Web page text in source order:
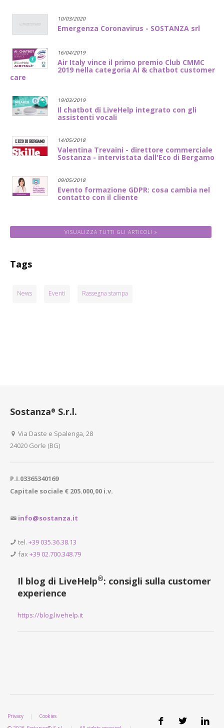
10/03/2020
Emergenza Coronavirus - SOSTANZA srl
16/04/2019
Air Italy vince il primo premio Club CMMC
2019 nella categoria AI & chatbot customer
care
19/03/2019
Il chatbot di LiveHelp integrato con gli
assistenti vocali
14/05/2018
Valentina Trevaini - direttore commerciale
Sostanza - intervistata dall'Eco di Bergamo
09/05/2018
Evento formazione GDPR: cosa cambia nel
contatto con il cliente
VISUALIZZA TUTTI GLI ARTICOLI »
Tags
News Eventi Rassegna stampa
Sostanza® S.r.l.
Via Daste e Spalenga, 28
24020 Gorle (BG)
P.I.03365340169
Capitale sociale € 205.000,00 i.v.
info@sostanza.it
tel. +39 035.36.38.13
fax+39 02.700.348.79
Il blog di LiveHelp®: consigli sulla customer
experience
https://blog.livehelp.it
Privacy |
Cookies